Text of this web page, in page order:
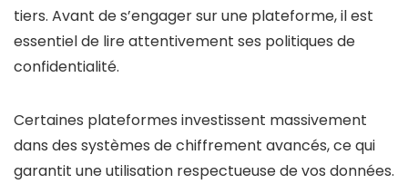
tiers. Avant de s’engager sur une plateforme, il est
essentiel de lire attentivement ses politiques de
confidentialité.
Certaines plateformes investissent massivement
dans des systèmes de chiffrement avancés, ce qui
garantit une utilisation respectueuse de vos données.